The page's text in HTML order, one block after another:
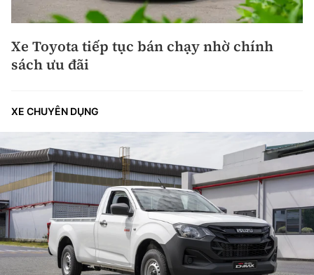
Xe Toyota tiếp tục bán chạy nhờ chính
sách ưu đãi
XE CHUYÊN DỤNG